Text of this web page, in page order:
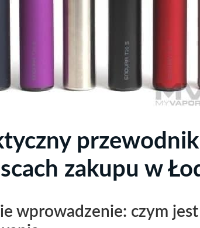
zakupu w
wprowadzenie: czym